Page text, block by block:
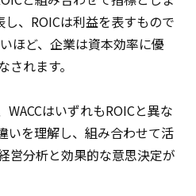
し、ROICは利益を表すもので
ほど、企業は資本効率に優
れます。
WACCはいずれもROICと異な
いを理解し、組み合わせて活
営分析と効果的な意思決定が